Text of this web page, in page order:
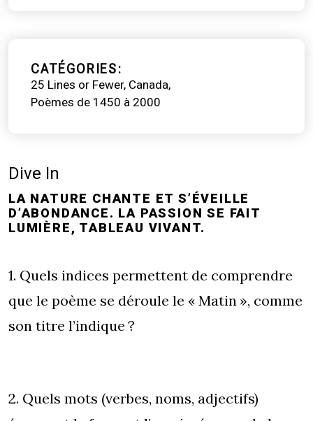
CATÉGORIES
25 Lines or Fewer Canada
Poèmes de 1450 à 2000
Dive In
LA NATURE CHANTE ET S’ÉVEILLE
D’ABONDANCE. LA PASSION SE FAIT
LUMIÈRE, TABLEAU VIVANT.
1. Quels indices permettent de comprendre
que le poème se déroule le « Matin », comme
son titre l’indique ?
2. Quels mots (verbes, noms, adjectifs)